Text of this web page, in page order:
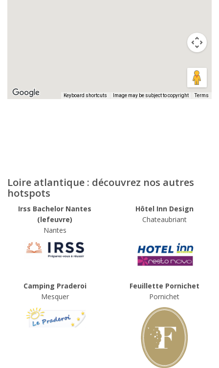
Keyboard shortcuts Image may be subject to copyright Terms
Loire atlantique : découvrez nos autres
hotspots
Irss Bachelor Nantes
(lefeuvre)
Nantes
Hôtel Inn Design
Chateaubriant
Camping Praderoi
Mesquer
Feuillette Pornichet
Pornichet